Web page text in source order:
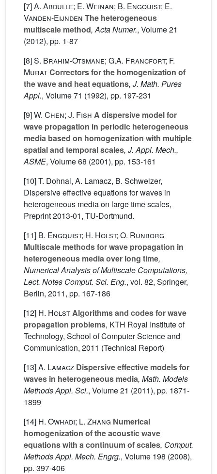
[7]A. Abdulle; E. Weinan; B. Engquist; E.
Vanden-Eijnden The heterogeneous
multiscale method, Acta Numer., Volume 21
(2012), pp. 1-87
[8]S. Brahim-Otsmane; G.A. Francfort; F.
MuratCorrectors for the homogenization of
the wave and heat equations, J. Math. Pures
Appl., Volume 71 (1992), pp. 197-231
[9]W. Chen; J. Fish A dispersive model for
wave propagation in periodic heterogeneous
media based on homogenization with multiple
spatial and temporal scales, J. Appl. Mech.,
ASME, Volume 68 (2001), pp. 153-161
[10] T. Dohnal, A. Lamacz, B. Schweizer,
Dispersive effective equations for waves in
heterogeneous media on large time scales,
Preprint 2013-01, TU-Dortmund.
[11] B. Engquist; H. Holst; O. Runborg
Multiscale methods for wave propagation in
heterogeneous media over long time,
Numerical Analysis of Multiscale Computations,
Lect. Notes Comput. Sci. Eng., vol. 82, Springer,
Berlin, 2011, pp. 167-186
[12] H. HolstAlgorithms and codes for wave
propagation problems, KTH Royal Institute of
Technology, School of Computer Science and
Communication, 2011 (Technical Report)
[13]A. Lamacz Dispersive effective models for
waves in heterogeneous media, Math. Models
Methods Appl. Sci., Volume 21 (2011), pp. 1871-
1899
[14] H. Owhadi; L. Zhang Numerical
homogenization of the acoustic wave
equations with a continuum of scales, Comput.
Methods Appl. Mech. Engrg., Volume 198 (2008),
pp. 397-406